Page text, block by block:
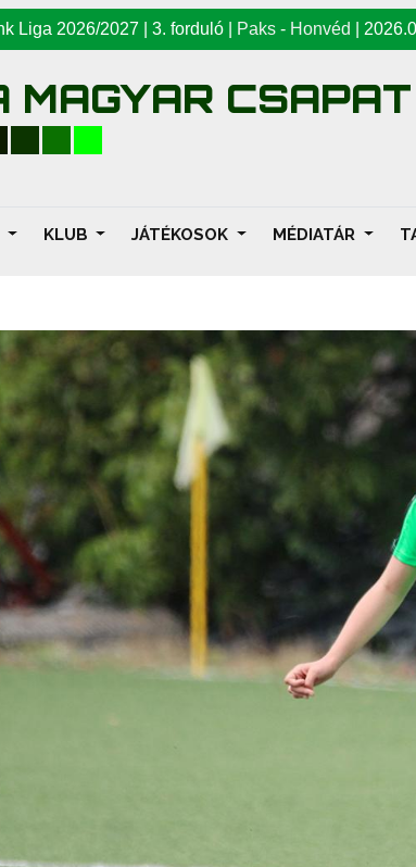
Liga 2026/2027 | 3. forduló | Paks - Honvéd
MAGYAR CSAPAT
KLUB JÁTÉKOSOK MÉDIATÁR